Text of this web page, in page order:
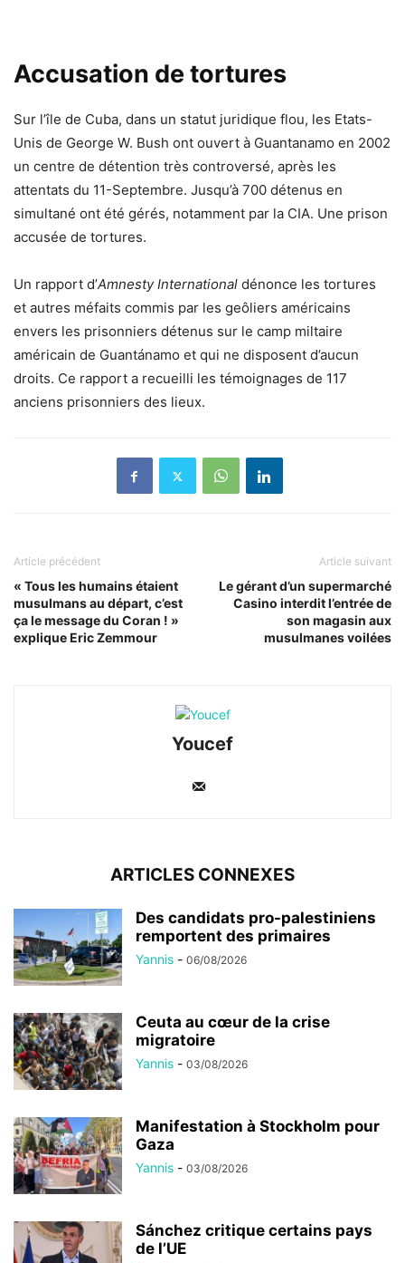
Accusation de tortures
Sur l’île de Cuba, dans un statut juridique flou, les Etats-
Unis de George W. Bush ont ouvert à Guantanamo en 2002
un centre de détention très controversé, après les
attentats du 11-Septembre. Jusqu’à 700 détenus en
simultané ont été gérés, notamment par la CIA. Une prison
accusée de tortures.
Un rapport d’Amnesty International dénonce les tortures
et autres méfaits commis par les geôliers américains
envers les prisonniers détenus sur le camp miltaire
américain de Guantánamo et qui ne disposent d’aucun
droits. Ce rapport a recueilli les témoignages de 117
anciens prisonniers des lieux.
Article précédent
« Tous les humains étaient
musulmans au départ, c’est
ça le message du Coran ! »
explique Eric Zemmour
Article suivant
Le gérant d’un supermarché
Casino interdit l’entrée de
son magasin aux
musulmanes voilées
Youcef
ARTICLES CONNEXES
Des candidats pro-palestiniens
remportent des primaires
Yannis - 06/08/2026
Ceuta au cœur de la crise
migratoire
Yannis - 03/08/2026
Manifestation à Stockholm pour
Gaza
Yannis - 03/08/2026
Sánchez critique certains pays
de l’UE